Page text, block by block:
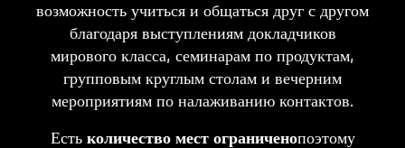
возможность учиться и общаться друг с другом
благодаря выступлениям докладчиков
мирового класса, семинарам по продуктам,
групповым круглым столам и вечерним
мероприятиям по налаживанию контактов.
Есть количество мест ограниченопоэтому